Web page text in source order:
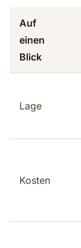
Auf
einen
Blick
Lage
Kosten